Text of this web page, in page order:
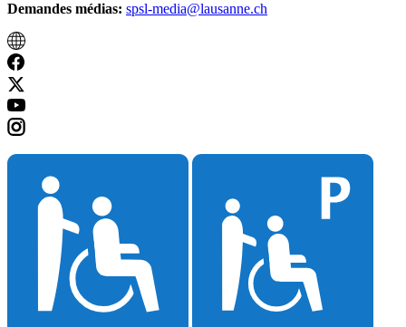
Demandes médias: spsl-media@lausanne.ch